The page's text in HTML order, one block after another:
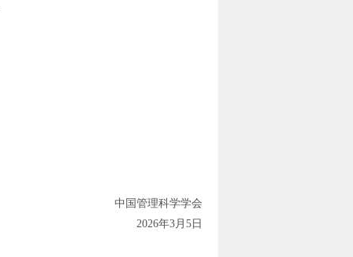
中国管理科学学会
2026年3月5日